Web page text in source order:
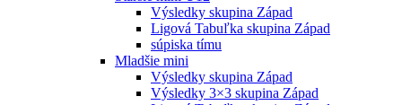
Výsledky skupina Západ
Ligová Tabuľka skupina Západ
súpiska tímu
Mladšie mini
Výsledky skupina Západ
Výsledky 3×3 skupina Západ